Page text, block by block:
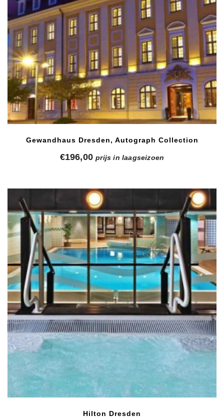
Gewandhaus Dresden, Autograph Collection
€196,00 prijs in laagseizoen
Hilton Dresden